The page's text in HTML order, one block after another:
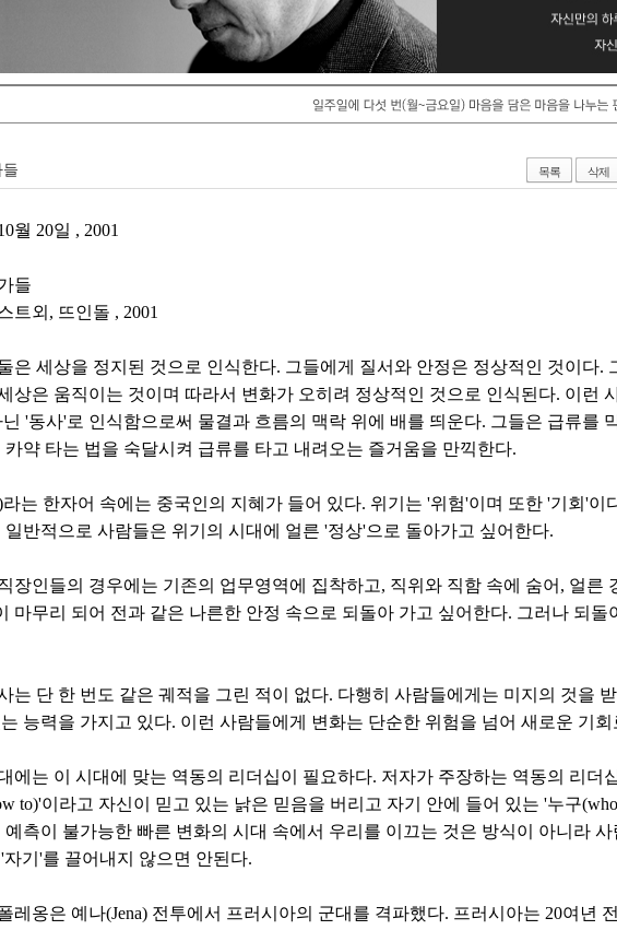
목록 삭제
월 20일 , 2001
들
트외, 뜨인돌 , 2001
은 세상을 정지된 것으로 인식한다. 그들에게 질서와 안정은 정상적인 것이다.
상은 움직이는 것이며 따라서 변화가 오히려 정상적인 것으로 인식된다. 이런
'동사'로 인식함으로써 물결과 흐름의 맥락 위에 배를 띄운다. 그들은 급류를
카약 타는 법을 숙달시켜 급류를 타고 내려오는 즐거움을 만끽한다.
는 한자어 속에는 중국인의 지혜가 들어 있다. 위기는 '위험'이며 또한 '기회'이
일반적으로 사람들은 위기의 시대에 얼른 '정상'으로 돌아가고 싶어한다.
장인들의 경우에는 기존의 업무영역에 집착하고, 직위와 직함 속에 숨어, 얼른
마무리 되어 전과 같은 나른한 안정 속으로 되돌아 가고 싶어한다. 그러나 되돌
는 단 한 번도 같은 궤적을 그린 적이 없다. 다행히 사람들에게는 미지의 것을
능력을 가지고 있다. 이런 사람들에게 변화는 단순한 위험을 넘어 새로운 기회
에는 이 시대에 맞는 역동의 리더십이 필요하다. 저자가 주장하는 역동의 리더
to)'이라고 자신이 믿고 있는 낡은 믿음을 버리고 자기 안에 들어 있는 '누구
예측이 불가능한 빠른 변화의 시대 속에서 우리를 이끄는 것은 방식이 아니라 사
기'를 끌어내지 않으면 안된다.
레옹은 예나(Jena) 전투에서 프러시아의 군대를 격파했다. 프러시아는 20여년